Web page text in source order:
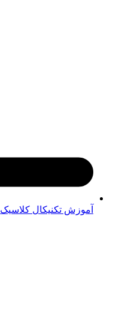
آموزش تکنیکال کلاسیک